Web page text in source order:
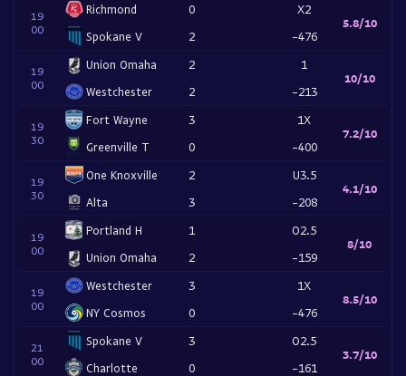
19
00
Richmond
Spokane V
0
2
X2
-476
5.8/10
19
00
Union Omaha
Westchester
2
2
1
-213
10/10
19
30
Fort Wayne
Greenville T
3
0
1X
-400
7.2/10
19
30
One Knoxville
Alta
2
3
U3.5
-208
4.1/10
19
00
Portland H
Union Omaha
1
2
O2.5
-159
8/10
19
00
Westchester
NY Cosmos
3
0
1X
-476
8.5/10
21
00
Spokane V
Charlotte
3
0
O2.5
-161
3.7/10